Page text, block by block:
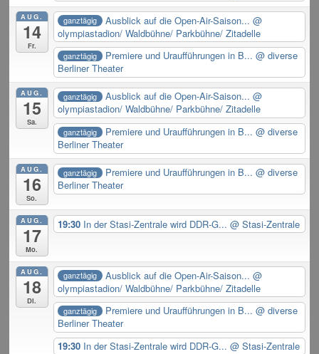
AUG.
14
Fr.
ganztägig Ausblick auf die Open-Air-Saison... @
olympiastadion/ Waldbühne/ Parkbühne/ Zitadelle
ganztägig Premiere und Uraufführungen in B... @ diverse
Berliner Theater
AUG.
15
Sa.
ganztägig Ausblick auf die Open-Air-Saison... @
olympiastadion/ Waldbühne/ Parkbühne/ Zitadelle
ganztägig Premiere und Uraufführungen in B... @ diverse
Berliner Theater
AUG.
16
So.
ganztägig Premiere und Uraufführungen in B... @ diverse
Berliner Theater
AUG.
17
Mo.
19:30 In der Stasi-Zentrale wird DDR-G...@ Stasi-Zentrale
AUG.
18
Di.
ganztägig Ausblick auf die Open-Air-Saison... @
olympiastadion/ Waldbühne/ Parkbühne/ Zitadelle
ganztägig Premiere und Uraufführungen in B... @ diverse
Berliner Theater
19:30 In der Stasi-Zentrale wird DDR-G...@ Stasi-Zentrale